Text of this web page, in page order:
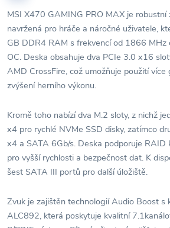
MSI X470 GAMING PRO MAX je robustní
navržená pro hráče a náročné uživatele,
GB DDR4 RAM s frekvencí od 1866
OC. Deska obsahuje dva PCIe 3.0 x16
AMD CrossFire, což umožňuje použití
zvýšení herního výkonu.
Kromě toho nabízí dva M.2 sloty, z nichž
x4 pro rychlé NVMe SSD disky, zatímco
x4 a SATA 6Gb/s. Deska podporuje
pro vyšší rychlosti a bezpečnost dat. K
šest SATA III portů pro další úložiště.
Zvuk je zajištěn technologií Audio Boost s
ALC892, která poskytuje kvalitní